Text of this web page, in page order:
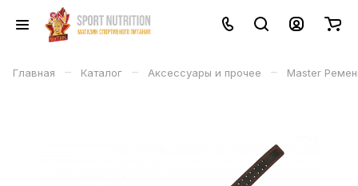
Главная – Каталог – Аксессуары и прочее – Master